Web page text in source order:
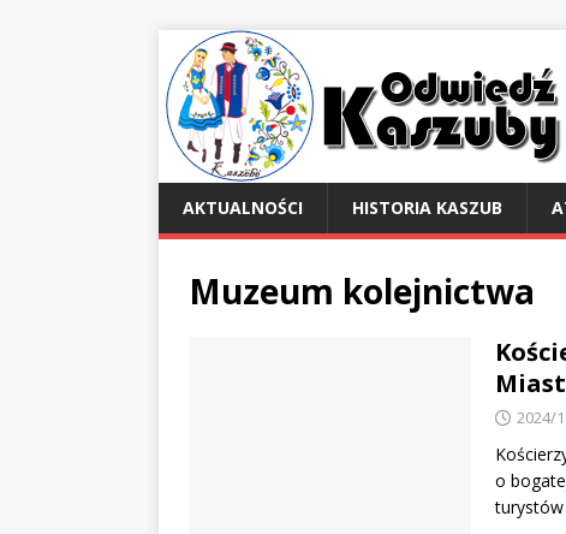
AKTUALNOŚCI HISTORIA KASZUB
Muzeum kolejnictwa
2024/
o
turystów